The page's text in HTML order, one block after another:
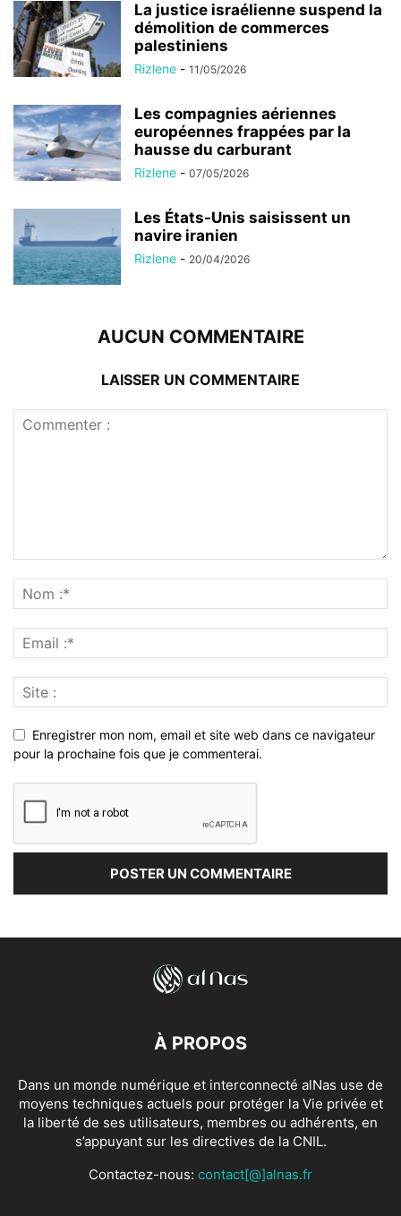
La justice israélienne suspend la
démolition de commerces
palestiniens
Rizlene - 11/05/2026
Les compagnies aériennes
européennes frappées par la
hausse du carburant
Rizlene - 07/05/2026
Les États-Unis saisissent un
navire iranien
Rizlene - 20/04/2026
AUCUN COMMENTAIRE
LAISSER UN COMMENTAIRE
Enregistrer mon nom, email et site web dans ce navigateur
pour la prochaine fois que je commenterai.
À PROPOS
Dans un monde numérique et interconnecté alNas use de
moyens techniques actuels pour protéger la Vie privée et
la liberté de ses utilisateurs, membres ou adhérents, en
s’appuyant sur les directives de la CNIL.
Contactez-nous: contact[@]alnas.fr